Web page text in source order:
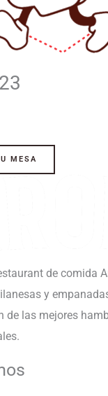
MESA
de comida
y
de las mejores